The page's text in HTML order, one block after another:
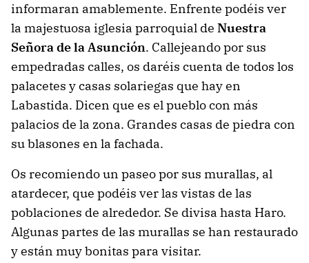
informaran amablemente. Enfrente podéis ver
la majestuosa iglesia parroquial de Nuestra
Señora de la Asunción. Callejeando por sus
empedradas calles, os daréis cuenta de todos los
palacetes y casas solariegas que hay en
Labastida. Dicen que es el pueblo con más
palacios de la zona. Grandes casas de piedra con
su blasones en la fachada.
Os recomiendo un paseo por sus murallas, al
atardecer, que podéis ver las vistas de las
poblaciones de alrededor. Se divisa hasta Haro.
Algunas partes de las murallas se han restaurado
y están muy bonitas para visitar.